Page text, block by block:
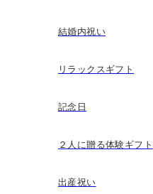
結婚内祝い
リラックスギフト
記念日
２人に贈る体験ギフト
出産祝い